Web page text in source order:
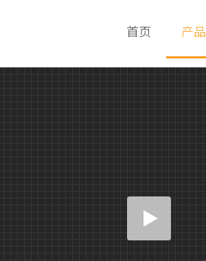
首页 产品